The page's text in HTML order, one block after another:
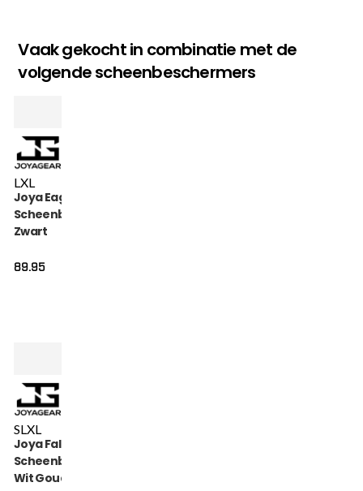
Vaak gekocht in combinatie met de
volgende scheenbeschermers
LXL
Joya Eagle
Scheenbeschermers
Zwart
89.95
SLXL
Joya Falcon
Scheenbeschermer
Wit Goud